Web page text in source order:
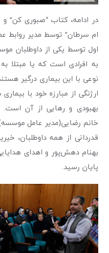
در ادامه، کتاب “صبوری کن” و
ام سرطان” توسط مدیر
اول توسط یکی از داوطلبان
به افرادی است که یا مبتلا
نوعی با این بیماری درگیر
بهبودی و رهایی از آن است.
خانم رضایی(مدیر عامل
قدردانی از همه داوطلبان،
بهنام دهش‌پور و اهدای
پایان رسید.